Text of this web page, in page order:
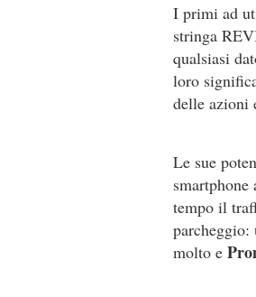
I primi ad
stringa
qualsiasi
loro
delle azioni
Le sue
tempo il
parcheggio:
molto e